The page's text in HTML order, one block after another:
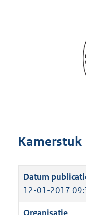
Kamerstuk
12-01-2017